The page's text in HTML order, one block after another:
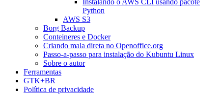
Python
AWS S3
Borg Backup
Conteineres e Docker
Criando mala direta no Openoffice.org
Passo-a-passo para instalação do Kubuntu Linux
Sobre o autor
Ferramentas
GTK+BR
Política de privacidade